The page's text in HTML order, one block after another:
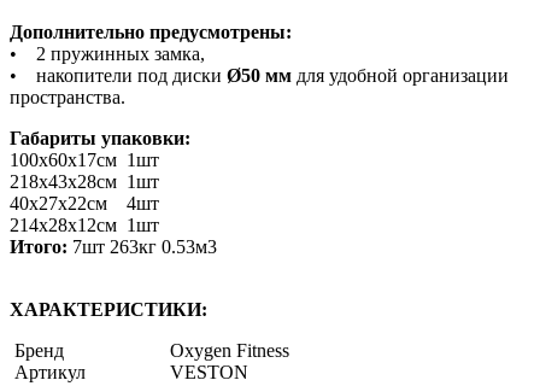
Дополнительно предусмотрены:
• 2 пружинных замка,
• накопители под диски Ø50 мм для удобной организации
пространства.
Габариты упаковки:
100х60х17см 1шт
218х43х28см 1шт
40х27х22см 4шт
214х28х12см 1шт
Итого: 7шт 263кг 0.53м3
ХАРАКТЕРИСТИКИ:
Бренд
Oxygen Fitness
Артикул
VESTON